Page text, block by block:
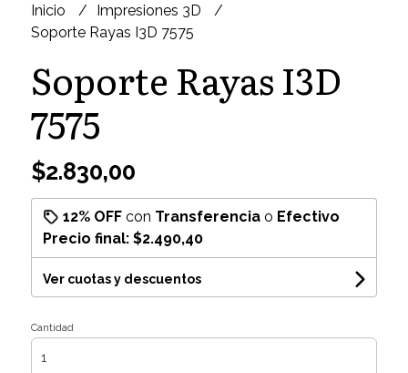
Inicio
Impresiones 3D
Soporte Rayas I3D 7575
Soporte Rayas I3D
7575
$2.830,00
12% OFFcon Transferenciao Efectivo
Precio final: $2.490,40
Ver cuotas y descuentos
Cantidad